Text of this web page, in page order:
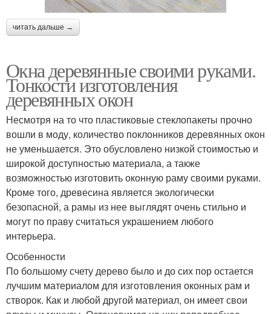
читать дальше →
Окна деревянные своими руками.
Тонкости изготовления
деревянных окон
Несмотря на то что пластиковые стеклопакеты прочно
вошли в моду, количество поклонников деревянных окон
не уменьшается. Это обусловлено низкой стоимостью и
широкой доступностью материала, а также
возможностью изготовить оконную раму своими руками.
Кроме того, древесина является экологически
безопасной, а рамы из нее выглядят очень стильно и
могут по праву считаться украшением любого
интерьера.
Особенности
По большому счету дерево было и до сих пор остается
лучшим материалом для изготовления оконных рам и
створок. Как и любой другой материал, он имеет свои